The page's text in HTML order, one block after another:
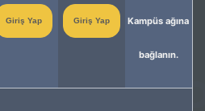
Giriş Yap Giriş Yap Kampüs ağına
bağlanın.